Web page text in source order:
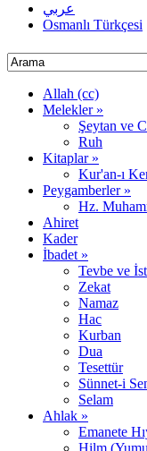
عربي
Osmanlı Türkçesi
Allah (cc)
Melekler »
Şeytan ve
Ruh
Kitaplar »
Kur'an-ı
Peygamberler »
Hz.
Ahiret
Kader
İbadet »
Tevbe ve
Zekat
Namaz
Hac
Kurban
Dua
Tesettür
Sünnet-i
Selam
Ahlak »
Emanete
Hilm